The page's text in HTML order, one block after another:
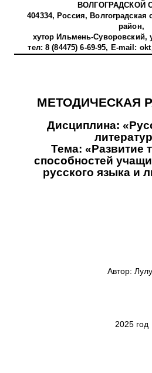
ВОЛГОГРАДСКОЙ
404334, Россия, Волгоградская
район,
хутор Ильмень-
тел: 8 (84475) 6-69-95, E-mail:
МЕТОДИЧЕСКАЯ
Дисциплина:
Тема: «Развитие
способностей
русского языка и
Автор:
2025 год